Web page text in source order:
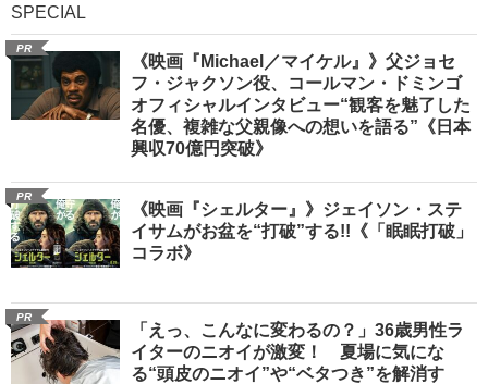
SPECIAL
PR
《映画『Michael／マイケル』》父ジョセ
フ・ジャクソン役、コールマン・ドミンゴ
オフィシャルインタビュー“観客を魅了した
名優、複雑な父親像への想いを語る”《日本
興収70億円突破》
PR
《映画『シェルター』》ジェイソン・ステ
イサムがお盆を“打破”する!!《「眠眠打破」
コラボ》
PR
「えっ、こんなに変わるの？」36歳男性ラ
イターのニオイが激変！ 夏場に気にな
る“頭皮のニオイ”や“ベタつき”を解消す